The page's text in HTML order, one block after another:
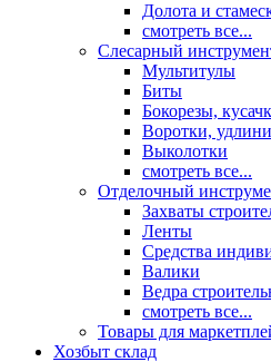
Долота и
смотреть все...
Слесарный
Мультитулы
Биты
Бокорезы,
Воротки,
Выколотки
смотреть все...
Отделочный
Захваты
Ленты
Средства
Валики
Ведра
смотреть все...
Товары для
Хозбыт склад